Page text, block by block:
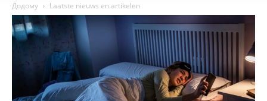
Додому Laatste nieuws en artikelen